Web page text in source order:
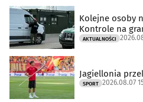
Kolejne osoby
Kontrole na
AKTUALNOŚCI
Jagiellonia
SPORT 2026.08.07